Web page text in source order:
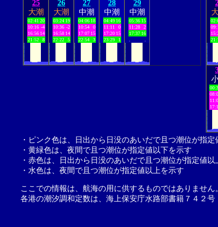
25
大潮
02:41 20
10:16 -4
16:56 14
21:52
8
26
大潮
03:24 19
10:36 -2
16:58 14
22:22
5
27
中潮
04:06 18
10:54
0
17:07 15
22:54
3
28
中潮
04:49 16
11:11
0
17:20 15
23:29
1
29
中潮
05:36 15
11:28
2
17:37 16
・ピンク色は、日出から日没のあいだで且つ潮位が指
・黄緑色は、夜間で且つ潮位が指定値以下を示す
・赤色は、日出から日没のあいだで且つ潮位が指定値以
・水色は、夜間で且つ潮位が指定値以上を示す
ここでの情報は、航海の用に供するものではありませ
各港の潮汐調和定数は、海上保安庁水路部書籍７４２